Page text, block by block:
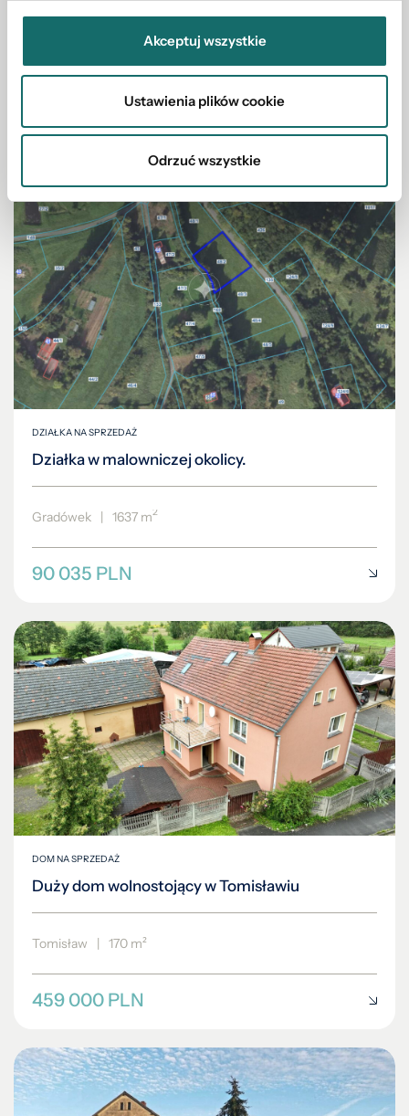
Akceptuj wszystkie
Ustawienia plików cookie
Odrzuć wszystkie
Obiekt 800 m2 produkcyjno-usługowy w Iwinach
Iwiny | 800 m²
3 100 000 PLN
DZIAŁKA NA SPRZEDAŻ
Działka w malowniczej okolicy.
Gradówek | 1637 m2
90 035 PLN
DOM NA SPRZEDAŻ
Duży dom wolnostojący w Tomisławiu
Tomisław | 170 m²
459 000 PLN